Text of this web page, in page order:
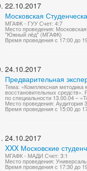
22.10.2017
Московская
МГАФК - ГУУ Счет: 4:7
Место проведения:
"Южный лёд" (МГАФК)
Время проведения с 17:00 до
24.10.2017
Предварительная
Тема: «Комплексная методика
восстановительных средств».
по специальности 13.00.04 –
Место проведения: Аудитория
Время проведения с 15:00 до
24.10.2017
XXX Московские
МГАФК - МАДИ Счет: 3:1
Место проведения:
Время проведения с 17:30 до